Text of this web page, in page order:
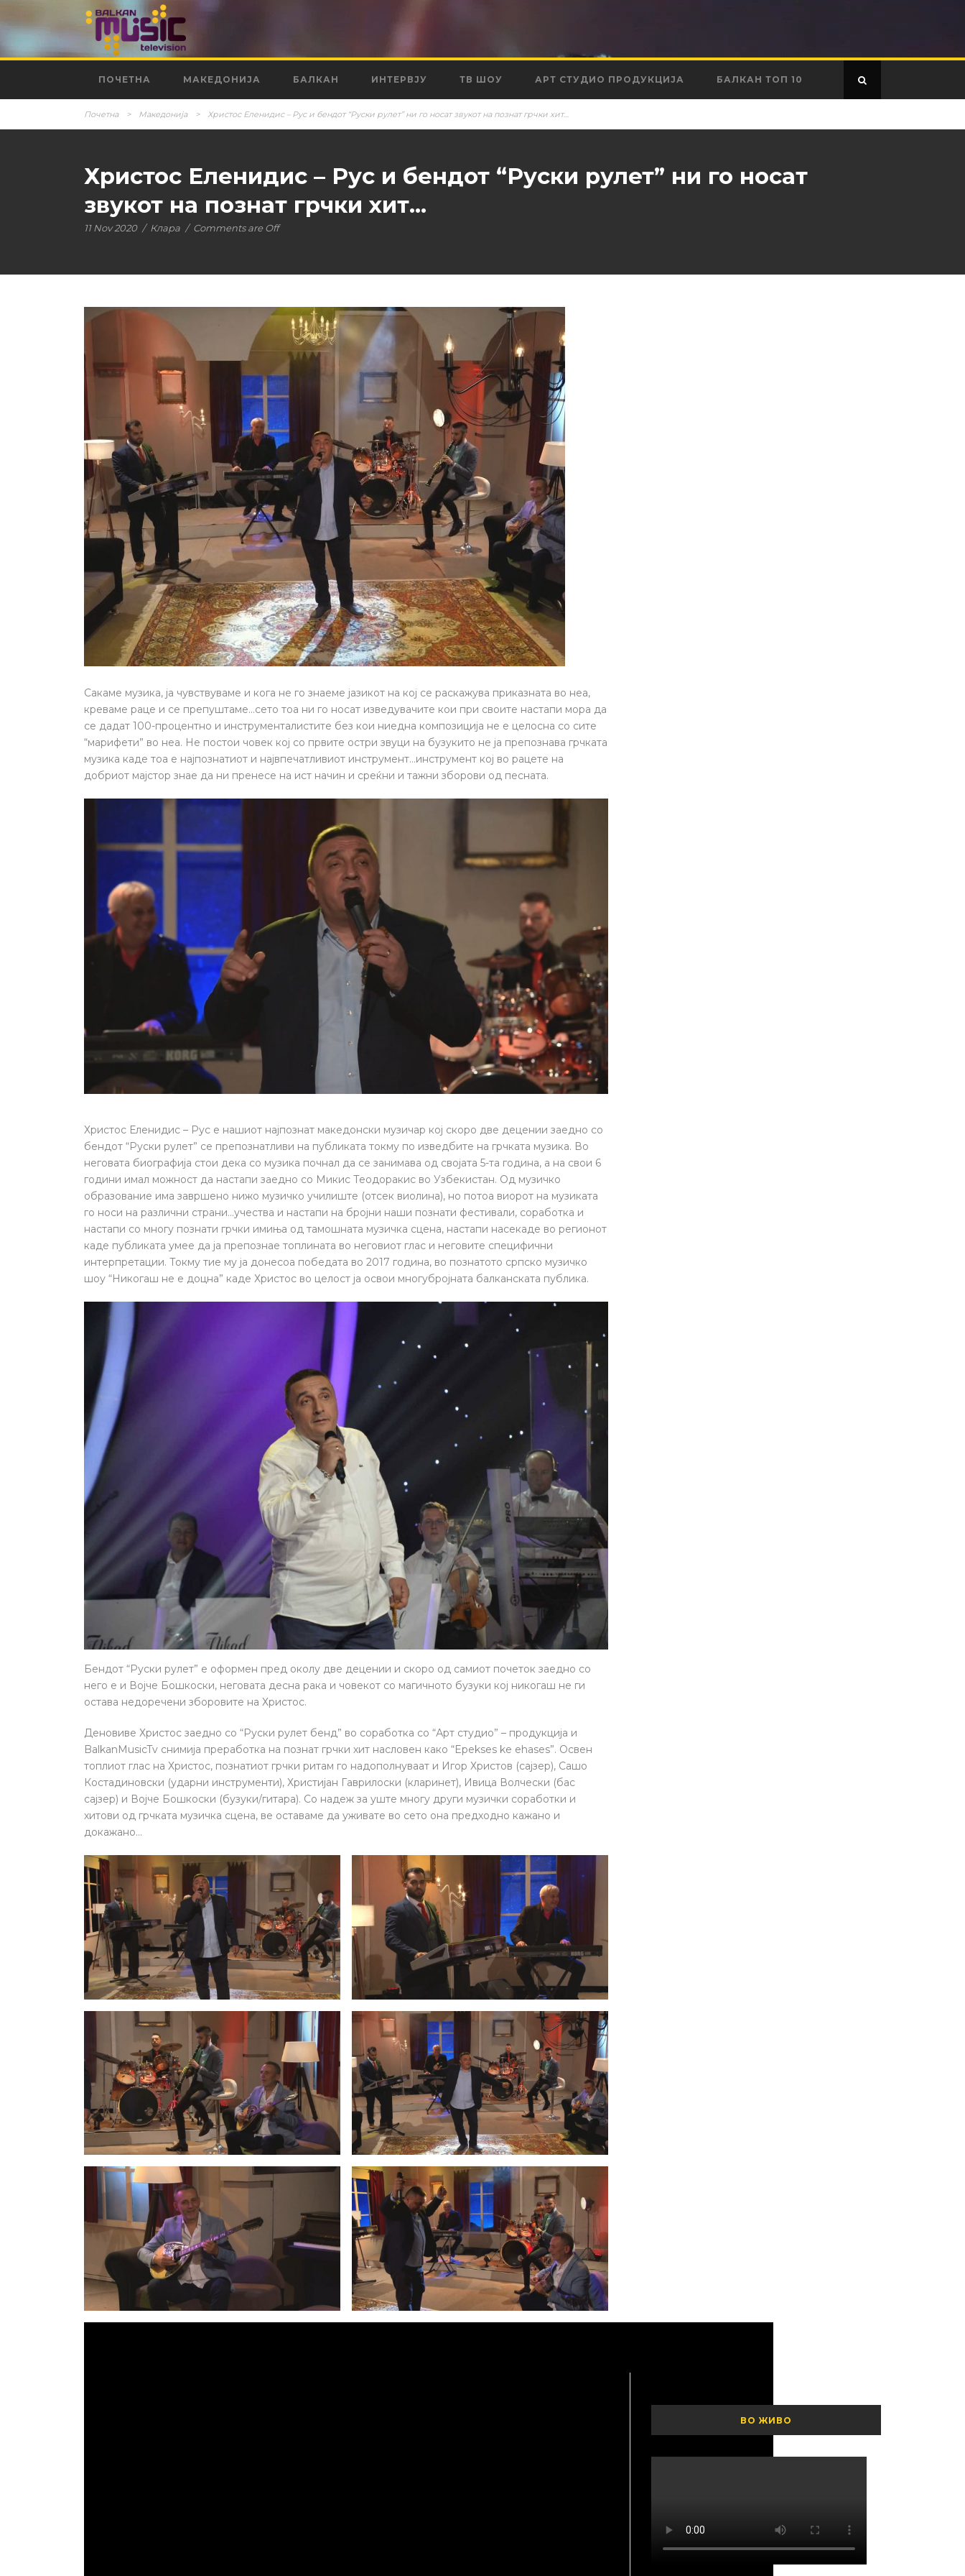
ПОЧЕТНА МАКЕДОНИЈА БАЛКАН ИНТЕРВЈУ ТВ ШОУ АРТ СТУДИО ПРОДУКЦИЈА БАЛКАН ТОП 10
Почетна > Македонија > Христос Еленидис – Рус и бендот “Руски рулет” ни го носат звукот на познат грчки хит…
Христос Еленидис – Рус и бендот “Руски рулет” ни го носат
звукот на познат грчки хит…
11 Nov 2020 / Клара / Comments are Off
Сакаме музика, ја чувствуваме и кога не го знаеме јазикот на кој се раскажува приказната во неа,
креваме раце и се препуштаме…сето тоа ни го носат изведувачите кои при своите настапи мора да
се дадат 100-процентно и инструменталистите без кои ниедна композиција не е целосна со сите
“марифети” во неа. Не постои човек кој со првите остри звуци на бузукито не ја препознава грчката
музика каде тоа е најпознатиот и највпечатливиот инструмент…инструмент кој во рацете на
добриот мајстор знае да ни пренесе на ист начин и среќни и тажни зборови од песната.
Христос Еленидис – Рус е нашиот најпознат македонски музичар кој скоро две децении заедно со
бендот “Руски рулет” се препознатливи на публиката токму по изведбите на грчката музика. Во
неговата биографија стои дека со музика почнал да се занимава од својата 5-та година, а на свои 6
години имал можност да настапи заедно со Микис Теодоракис во Узбекистан. Од музичко
образование има завршено нижо музичко училиште (отсек виолина), но потоа виорот на музиката
го носи на различни страни…учества и настапи на бројни наши познати фестивали, соработка и
настапи со многу познати грчки имиња од тамошната музичка сцена, настапи насекаде во регионот
каде публиката умее да ја препознае топлината во неговиот глас и неговите специфични
интерпретации. Токму тие му ја донесоа победата во 2017 година, во познатото српско музичко
шоу “Никогаш не е доцна” каде Христос во целост ја освои многубројната балканската публика.
Бендот “Руски рулет” е оформен пред околу две децении и скоро од самиот почеток заедно со
него е и Војче Бошкоски, неговата десна рака и човекот со магичното бузуки кој никогаш не ги
остава недоречени зборовите на Христос.
Деновиве Христос заедно со “Руски рулет бенд” во соработка со “Арт студио” – продукција и
BalkanMusicTv снимија преработка на познат грчки хит насловен како “Epekses ke ehases”. Освен
топлиот глас на Христос, познатиот грчки ритам го надополнуваат и Игор Христов (сајзер), Сашо
Костадиновски (ударни инструменти), Христијан Гаврилоски (кларинет), Ивица Волчески (бас
сајзер) и Војче Бошкоски (бузуки/гитара). Со надеж за уште многу други музички соработки и
хитови од грчката музичка сцена, ве оставаме да уживате во сето она предходно кажано и
докажано…
ВО ЖИВО